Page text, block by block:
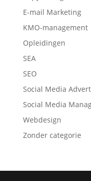
E-mail Marketing
KMO-management
Opleidingen
SEA
SEO
Social Media
Social Media
Webdesign
Zonder categorie